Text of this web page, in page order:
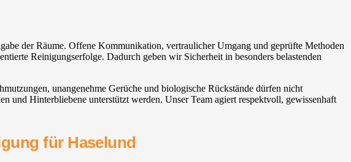
der Räume. Offene Kommunikation, vertraulicher Umgang und geprüfte Methoden
Reinigungserfolge. Dadurch geben wir Sicherheit in besonders belastenden
unangenehme Gerüche und biologische Rückstände dürfen nicht
und Hinterbliebene unterstützt werden. Unser Team agiert respektvoll, gewissenhaft
für Haselund